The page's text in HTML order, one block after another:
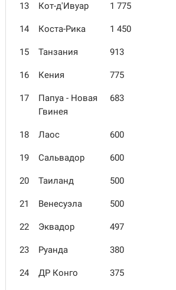
13 Кот-д'Ивуар 1 775
14 Коста-Рика 1 450
15 Танзания 913
16 Кения 775
17
Папуа - Новая
Гвинея
683
18 Лаос 600
19 Сальвадор 600
20 Таиланд 500
21 Венесуэла 500
22 Эквадор 497
23 Руанда 380
24 ДР Конго 375